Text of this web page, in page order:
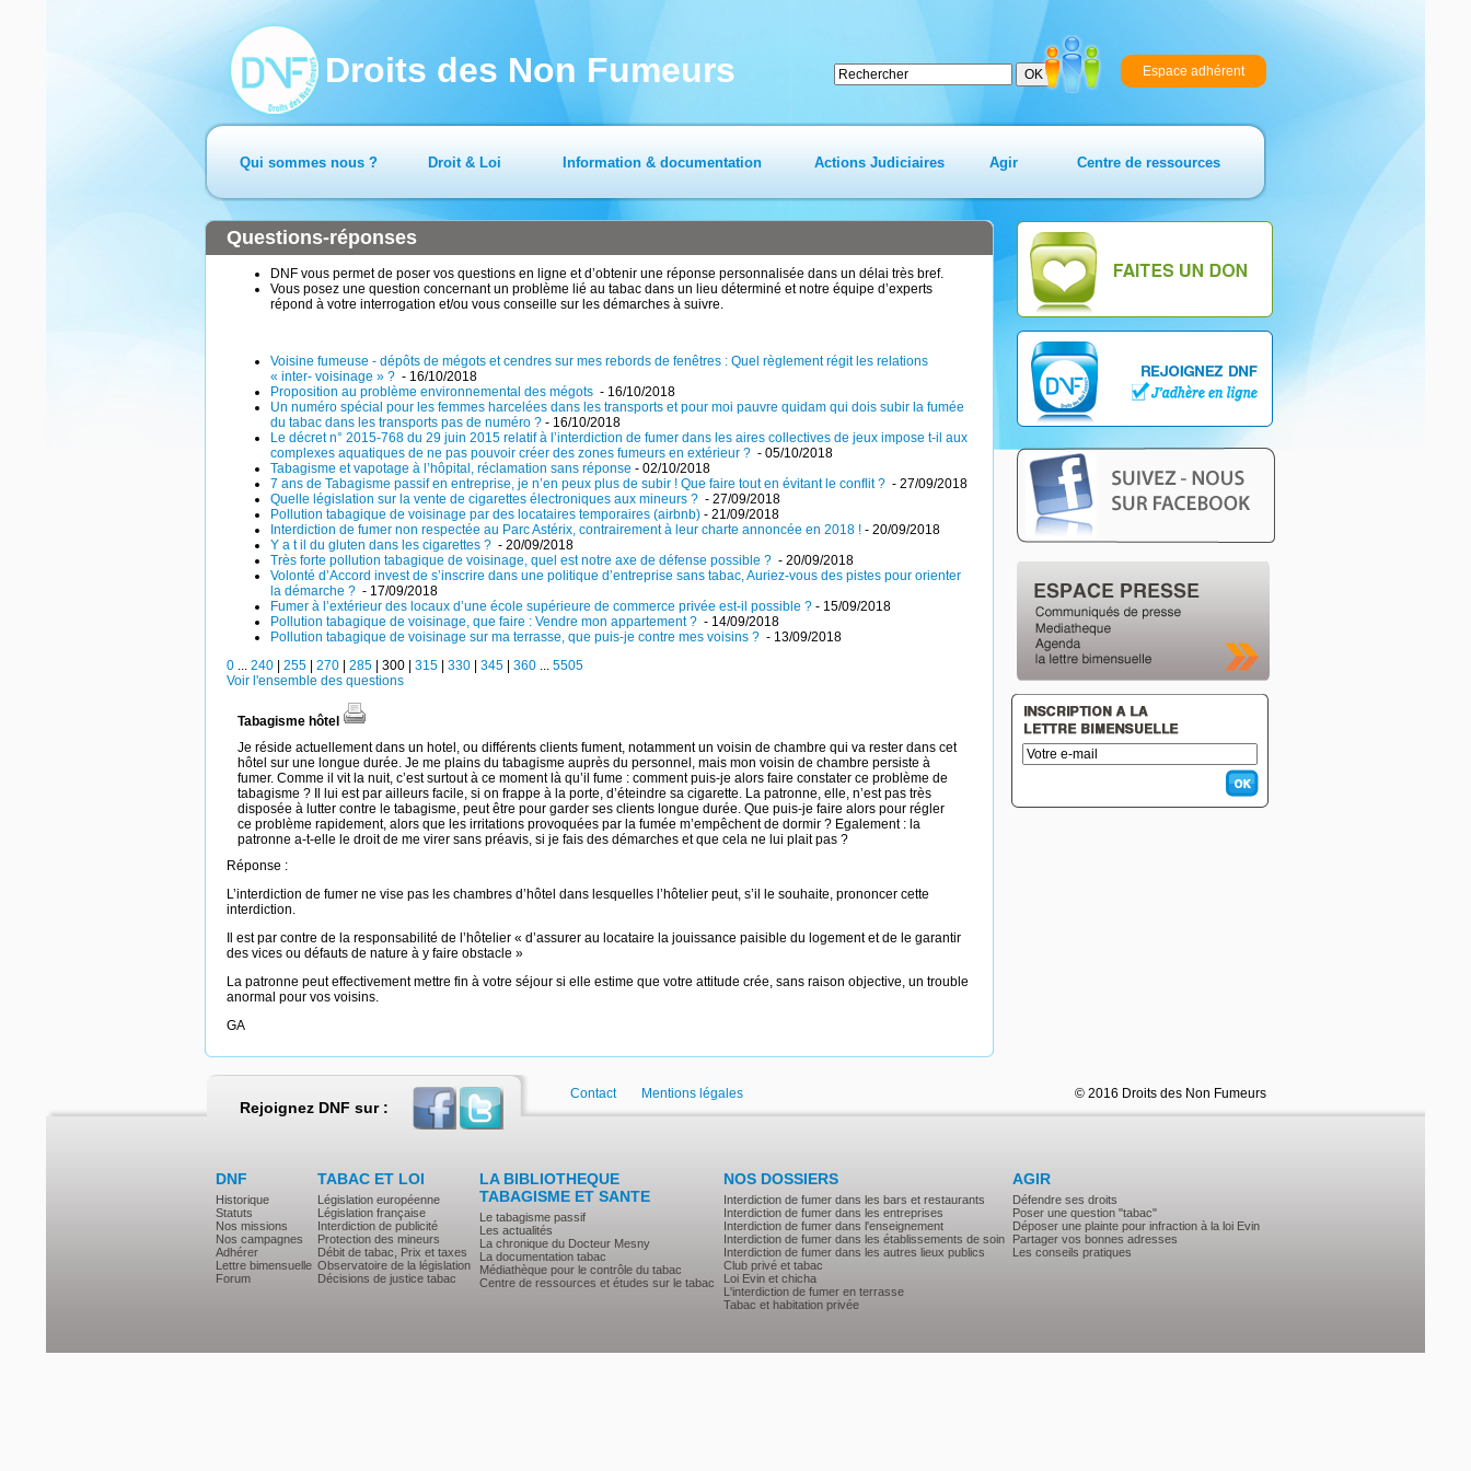
Droits des Non Fumeurs Espace adhérent
Qui sommes nous ? Droit & Loi Information & documentation Actions Judiciaires Agir Centre de ressources
DNF vous permet de poser vos questions en ligne et d’obtenir une réponse personnalisée dans un délai très bref.
Vous posez une question concernant un problème lié au tabac dans un lieu déterminé et notre équipe d’experts
répond à votre interrogation et/ou vous conseille sur les démarches à suivre.
Questions-réponses
Voisine fumeuse - dépôts de mégots et cendres sur mes rebords de fenêtres : Quel règlement régit les relations
« inter- voisinage » ? - 16/10/2018
Proposition au problème environnemental des mégots - 16/10/2018
Un numéro spécial pour les femmes harcelées dans les transports et pour moi pauvre quidam qui dois subir la fumée
du tabac dans les transports pas de numéro ? - 16/10/2018
Le décret n° 2015-768 du 29 juin 2015 relatif à l’interdiction de fumer dans les aires collectives de jeux impose t-il aux
complexes aquatiques de ne pas pouvoir créer des zones fumeurs en extérieur ? - 05/10/2018
Tabagisme et vapotage à l’hôpital, réclamation sans réponse - 02/10/2018
7 ans de Tabagisme passif en entreprise, je n’en peux plus de subir ! Que faire tout en évitant le conflit ? - 27/09/2018
Quelle législation sur la vente de cigarettes électroniques aux mineurs ? - 27/09/2018
Pollution tabagique de voisinage par des locataires temporaires (airbnb) - 21/09/2018
Interdiction de fumer non respectée au Parc Astérix, contrairement à leur charte annoncée en 2018 ! - 20/09/2018
Y a t il du gluten dans les cigarettes ? - 20/09/2018
Très forte pollution tabagique de voisinage, quel est notre axe de défense possible ? - 20/09/2018
Volonté d’Accord invest de s’inscrire dans une politique d’entreprise sans tabac, Auriez-vous des pistes pour orienter
la démarche ? - 17/09/2018
Fumer à l’extérieur des locaux d’une école supérieure de commerce privée est-il possible ? - 15/09/2018
Pollution tabagique de voisinage, que faire : Vendre mon appartement ? - 14/09/2018
Pollution tabagique de voisinage sur ma terrasse, que puis-je contre mes voisins ? - 13/09/2018
0 ... 240 255 270 285 300 315 330 345 360 ... 5505
Voir l'ensemble des questions
Tabagisme hôtel
Je réside actuellement dans un hotel, ou différents clients fument, notamment un voisin de chambre qui va rester dans cet
hôtel sur une longue durée. Je me plains du tabagisme auprès du personnel, mais mon voisin de chambre persiste à
fumer. Comme il vit la nuit, c’est surtout à ce moment là qu’il fume : comment puis-je alors faire constater ce problème de
tabagisme ? Il lui est par ailleurs facile, si on frappe à la porte, d’éteindre sa cigarette. La patronne, elle, n’est pas très
disposée à lutter contre le tabagisme, peut être pour garder ses clients longue durée. Que puis-je faire alors pour régler
ce problème rapidement, alors que les irritations provoquées par la fumée m’empêchent de dormir ? Egalement : la
patronne a-t-elle le droit de me virer sans préavis, si je fais des démarches et que cela ne lui plait pas ?
Réponse :
L’interdiction de fumer ne vise pas les chambres d’hôtel dans lesquelles l’hôtelier peut, s’il le souhaite, prononcer cette
interdiction.
Il est par contre de la responsabilité de l’hôtelier « d’assurer au locataire la jouissance paisible du logement et de le garantir
des vices ou défauts de nature à y faire obstacle »
La patronne peut effectivement mettre fin à votre séjour si elle estime que votre attitude crée, sans raison objective, un trouble
anormal pour vos voisins.
GA
Rejoignez DNF sur :
DNF
Historique
Statuts
Nos missions
Nos campagnes
Adhérer
Lettre bimensuelle
Forum
TABAC ET LOI
Législation européenne
Législation française
Interdiction de publicité
Protection des mineurs
Débit de tabac, Prix et taxes
Observatoire de la législation
Décisions de justice tabac
LA BIBLIOTHEQUE
TABAGISME ET SANTE
Le tabagisme passif
Les actualités
La chronique du Docteur Mesny
La documentation tabac
Médiathèque pour le contrôle du tabac
Centre de ressources et études sur le tabac
NOS DOSSIERS
Interdiction de fumer dans les bars et restaurants
Interdiction de fumer dans les entreprises
Interdiction de fumer dans l'enseignement
Interdiction de fumer dans les établissements de soin
Interdiction de fumer dans les autres lieux publics
Club privé et tabac
Loi Evin et chicha
L'interdiction de fumer en terrasse
Tabac et habitation privée
AGIR
Défendre ses droits
Poser une question "tabac"
Déposer une plainte pour infraction à la loi Evin
Partager vos bonnes adresses
Les conseils pratiques
Contact Mentions légales © 2016 Droits des Non Fumeurs